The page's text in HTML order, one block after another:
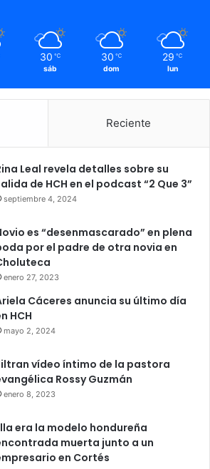
30 ℃
sáb
30 ℃
dom
29 ℃
lun
Reciente
Leal revela detalles sobre su
de HCH en el podcast “2 Que 3”
septiembre 4, 2024
es “desenmascarado” en plena
por el padre de otra novia en
enero 27, 2023
Cáceres anuncia su último día
HCH
mayo 2, 2024
vídeo íntimo de la pastora
Rossy Guzmán
enero 8, 2023
era la modelo hondureña
muerta junto a un
en Cortés